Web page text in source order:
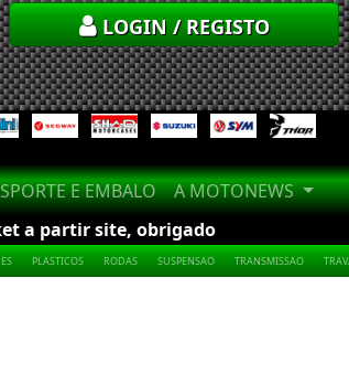
LOGIN / REGISTO
E EMBALO
A MOTONEWS
a partir site, obrigado
PLASTICOS RODAS SUSPENSAO TRANSMISSAO